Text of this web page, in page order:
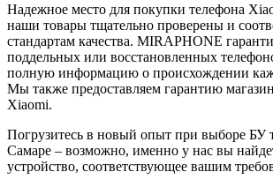
Надежное место для покупки телефона
наши товары тщательно проверены и
стандартам качества. MIRAPHONE
поддельных или восстановленных
полную информацию о происхождении
Мы также предоставляем гарантию
Xiaomi.
Погрузитесь в новый опыт при выборе БУ
Самаре – возможно, именно у нас вы
устройство, соответствующее вашим